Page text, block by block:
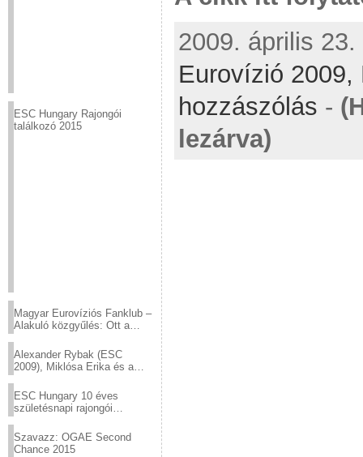
ESC Hungary Rajongói
találkozó 2015
Magyar Eurovíziós Fanklub –
Alakuló közgyűlés: Ott a
Alexander Rybak (ESC
2009), Miklósa Erika és a
sztárjai a Margitszigeten
ESC Hungary 10 éves
születésnapi rajongói
Szavazz: OGAE Second
Chance 2015
2009. április
Eurovízió 2009,
hozzászólás -
lezárva)